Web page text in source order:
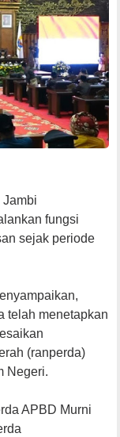
fungsi
sejak periode
telah menetapkan
(ranperda)
Negeri.
APBD Murni